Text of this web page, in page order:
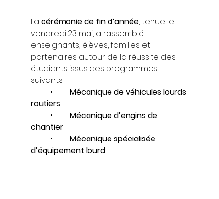
La cérémonie de fin d’année, tenue le
vendredi 23 mai, a rassemblé
enseignants, élèves, familles et
partenaires autour de la réussite des
étudiants issus des programmes
suivants :
Mécanique de véhicules lourds
routiers
Mécanique d’engins de
chantier
Mécanique spécialisée
d’équipement lourd